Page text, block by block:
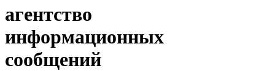
агентство
информационных
сообщений